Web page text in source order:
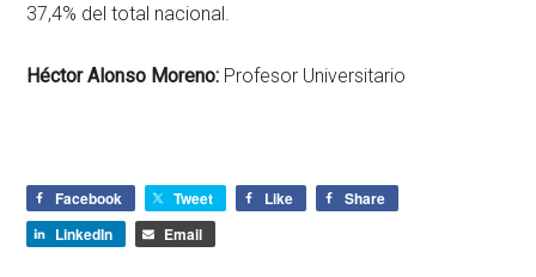
37,4% del total nacional.
Héctor Alonso Moreno: Profesor Universitario
Facebook Tweet Like
Share
LinkedIn
Email